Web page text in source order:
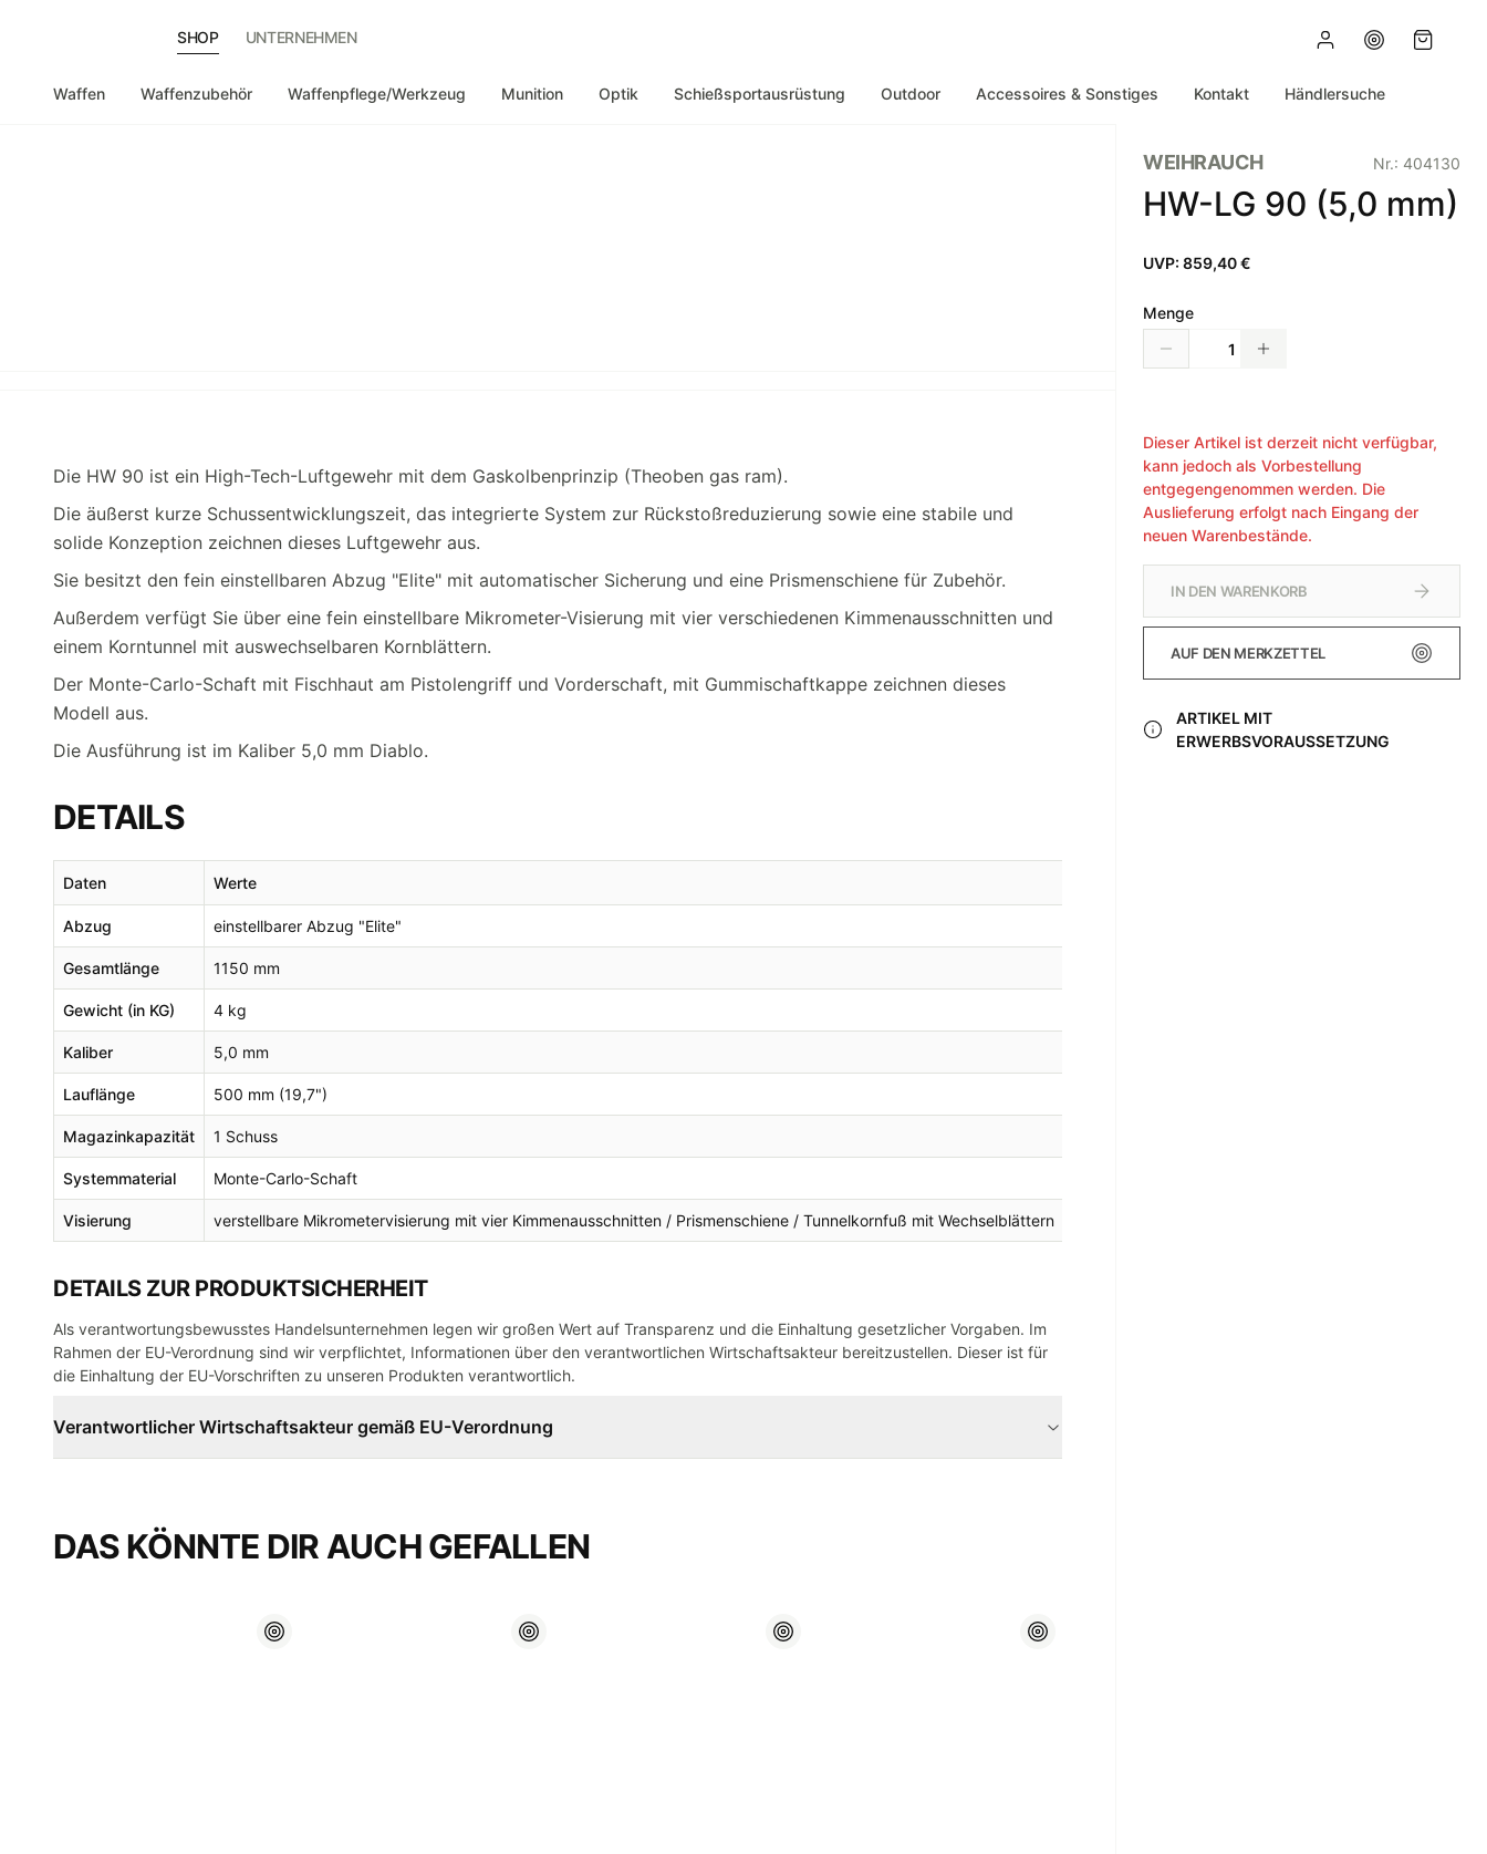
SHOP UNTERNEHMEN
Waffen Waffenzubehör Waffenpflege/Werkzeug Munition Optik Schießsportausrüstung Outdoor Accessoires & Sonstiges Kontakt Händlersuche
Die HW 90 ist ein High-Tech-Luftgewehr mit dem Gaskolbenprinzip (Theoben gas ram).
Die äußerst kurze Schussentwicklungszeit, das integrierte System zur Rückstoßreduzierung sowie eine stabile und
solide Konzeption zeichnen dieses Luftgewehr aus.
Sie besitzt den fein einstellbaren Abzug "Elite" mit automatischer Sicherung und eine Prismenschiene für Zubehör.
Außerdem verfügt Sie über eine fein einstellbare Mikrometer-Visierung mit vier verschiedenen Kimmenausschnitten und
einem Korntunnel mit auswechselbaren Kornblättern.
Der Monte-Carlo-Schaft mit Fischhaut am Pistolengriff und Vorderschaft, mit Gummischaftkappe zeichnen dieses
Modell aus.
Die Ausführung ist im Kaliber 5,0 mm Diablo.
DETAILS
Daten Werte
Abzug einstellbarer Abzug "Elite"
Gesamtlänge 1150 mm
Gewicht (in KG) 4 kg
Kaliber 5,0 mm
Lauflänge 500 mm (19,7")
Magazinkapazität 1 Schuss
Systemmaterial Monte-Carlo-Schaft
Visierung verstellbare Mikrometervisierung mit vier Kimmenausschnitten / Prismenschiene / Tunnelkornfuß mit Wechselblättern
DETAILS ZUR PRODUKTSICHERHEIT
Als verantwortungsbewusstes Handelsunternehmen legen wir großen Wert auf Transparenz und die Einhaltung gesetzlicher Vorgaben. Im
Rahmen der EU-Verordnung sind wir verpflichtet, Informationen über den verantwortlichen Wirtschaftsakteur bereitzustellen. Dieser ist für
die Einhaltung der EU-Vorschriften zu unseren Produkten verantwortlich.
Verantwortlicher Wirtschaftsakteur gemäß EU-Verordnung
DAS KÖNNTE DIR AUCH GEFALLEN
WEIHRAUCH Nr.: 404130
HW-LG 90 (5,0 mm)
UVP: 859,40 €
Menge
Dieser Artikel ist derzeit nicht verfügbar,
kann jedoch als Vorbestellung
entgegengenommen werden. Die
Auslieferung erfolgt nach Eingang der
neuen Warenbestände.
IN DEN WARENKORB
AUF DEN MERKZETTEL
ARTIKEL MIT
ERWERBSVORAUSSETZUNG